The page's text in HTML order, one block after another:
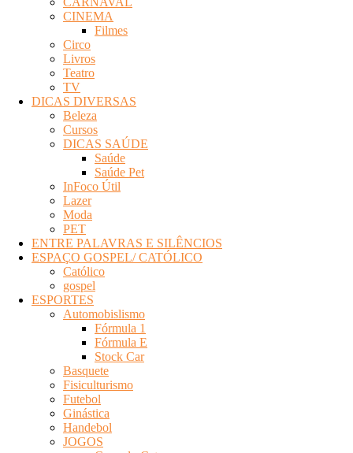
CINEMA
Filmes
Circo
Livros
Teatro
TV
DICAS DIVERSAS
Beleza
Cursos
DICAS SAÚDE
Saúde
Saúde Pet
InFoco Útil
Lazer
Moda
PET
ENTRE PALAVRAS E SILÊNCIOS
ESPAÇO GOSPEL/ CATÓLICO
Católico
gospel
ESPORTES
Automobislismo
Fórmula 1
Fórmula E
Stock Car
Basquete
Fisiculturismo
Futebol
Ginástica
Handebol
JOGOS